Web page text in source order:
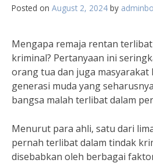
Posted on August 2, 2024 by
Mengapa remaja rentan
kriminal? Pertanyaan ini
orang tua dan juga masyarakat
generasi muda yang
bangsa malah terlibat dalam
Menurut para ahli, satu dari
pernah terlibat dalam tindak
disebabkan oleh berbagai